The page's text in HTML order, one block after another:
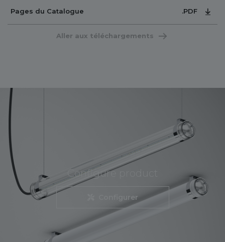
Pages du Catalogue .PDF
Aller aux téléchargements
Configure product
Configurer